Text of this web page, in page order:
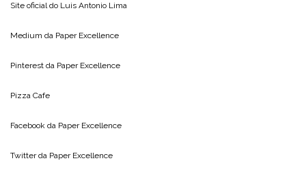
Site oficial do Luis Antonio Lima
Medium da Paper Excellence
Pinterest da Paper Excellence
Pizza Cafe
Facebook da Paper Excellence
Twitter da Paper Excellence